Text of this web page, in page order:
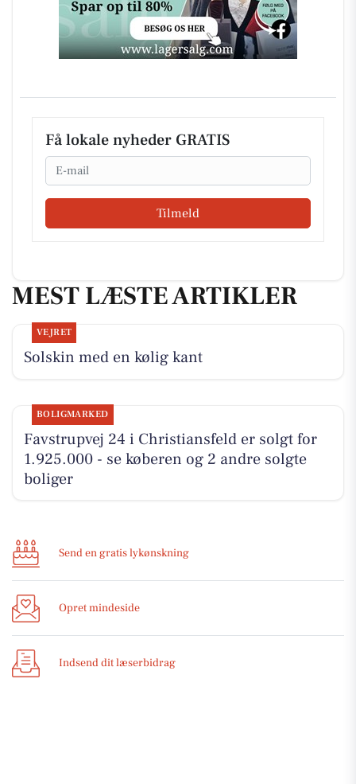
Få lokale nyheder GRATIS
Email
Tilmeld
MEST LÆSTE ARTIKLER
VEJRET
Solskin med en kølig kant
BOLIGMARKED
Favstrupvej 24 i Christiansfeld er solgt for
1.925.000 - se køberen og 2 andre solgte
boliger
Send en gratis lykønskning
Opret mindeside
Indsend dit læserbidrag